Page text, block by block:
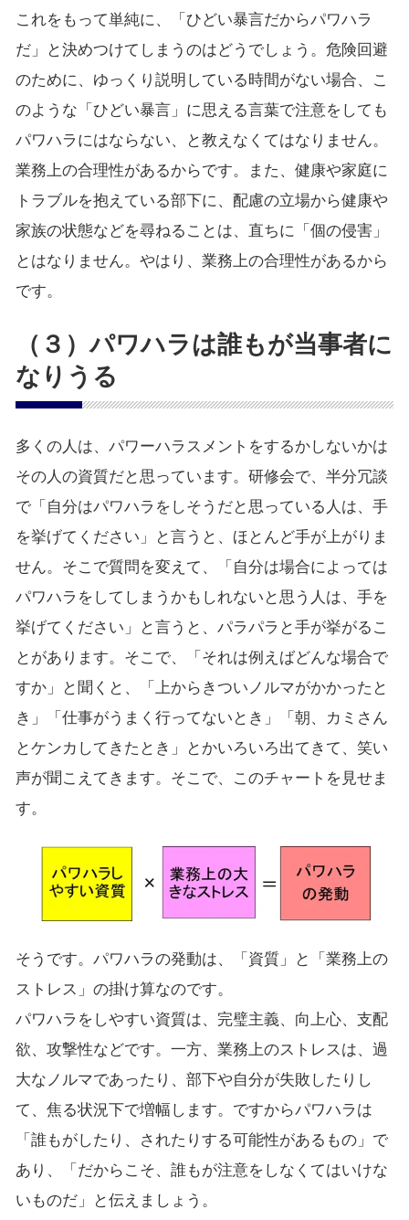
これをもって単純に、「ひどい暴言だからパワハラ
だ」と決めつけてしまうのはどうでしょう。危険回避
のために、ゆっくり説明している時間がない場合、こ
のような「ひどい暴言」に思える言葉で注意をしても
パワハラにはならない、と教えなくてはなりません。
業務上の合理性があるからです。また、健康や家庭に
トラブルを抱えている部下に、配慮の立場から健康や
家族の状態などを尋ねることは、直ちに「個の侵害」
とはなりません。やはり、業務上の合理性があるから
です。
（３）パワハラは誰もが当事者に
なりうる
多くの人は、パワーハラスメントをするかしないかは
その人の資質だと思っています。研修会で、半分冗談
で「自分はパワハラをしそうだと思っている人は、手
を挙げてください」と言うと、ほとんど手が上がりま
せん。そこで質問を変えて、「自分は場合によっては
パワハラをしてしまうかもしれないと思う人は、手を
挙げてください」と言うと、パラパラと手が挙がるこ
とがあります。そこで、「それは例えばどんな場合で
すか」と聞くと、「上からきついノルマがかかったと
き」「仕事がうまく行ってないとき」「朝、カミさん
とケンカしてきたとき」とかいろいろ出てきて、笑い
声が聞こえてきます。そこで、このチャートを見せま
す。
そうです。パワハラの発動は、「資質」と「業務上の
ストレス」の掛け算なのです。
パワハラをしやすい資質は、完璧主義、向上心、支配
欲、攻撃性などです。一方、業務上のストレスは、過
大なノルマであったり、部下や自分が失敗したりし
て、焦る状況下で増幅します。ですからパワハラは
「誰もがしたり、されたりする可能性があるもの」で
あり、「だからこそ、誰もが注意をしなくてはいけな
いものだ」と伝えましょう。